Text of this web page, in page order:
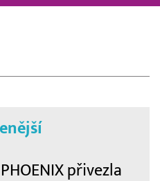
přivezla